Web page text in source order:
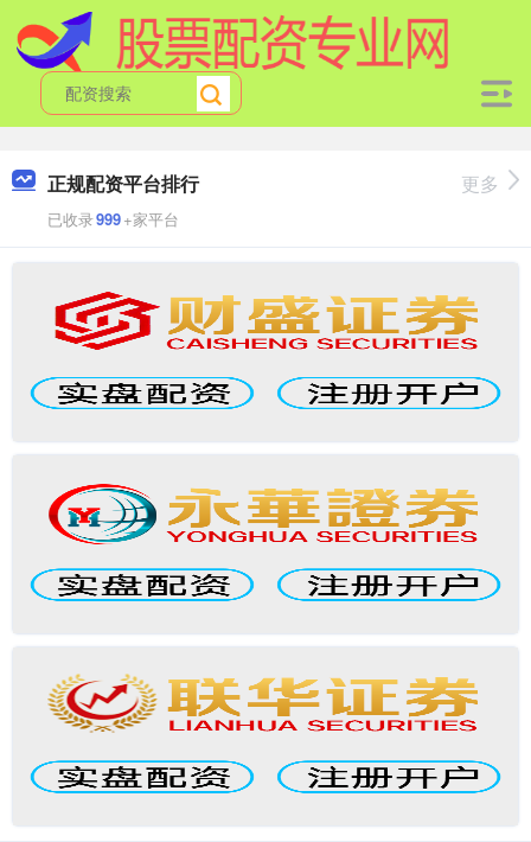
正规配资平台排行
已收录999+家平台
更多